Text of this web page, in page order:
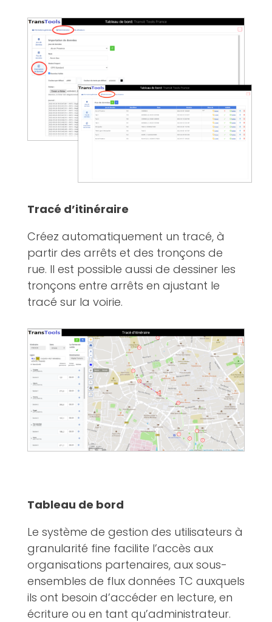
Tracé d’itinéraire
Créez automatiquement un tracé, à
partir des arrêts et des tronçons de
rue. Il est possible aussi de dessiner les
tronçons entre arrêts en ajustant le
tracé sur la voirie.
Tableau de bord
Le système de gestion des utilisateurs à
granularité fine facilite l’accès aux
organisations partenaires, aux sous-
ensembles de flux données TC auxquels
ils ont besoin d’accéder en lecture, en
écriture ou en tant qu’administrateur.